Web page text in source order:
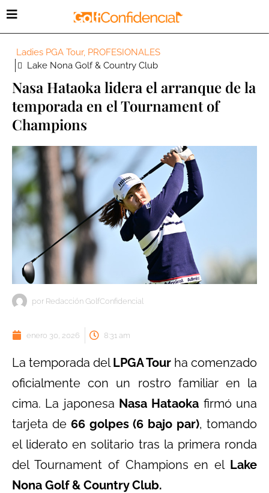
Ladies PGA Tour, PROFESIONALES
Lake Nona Golf & Country Club
Nasa Hataoka lidera el arranque de la
temporada en el Tournament of
Champions
por Redacción GolfConfidencial
enero 30, 2026 8:31 am
La temporada delLPGA Tour ha comenzado
oficialmente con un rostro familiar en la
cima. La japonesa Nasa Hataoka firmó una
tarjeta de 66 golpes (6 bajo par), tomando
el liderato en solitario tras la primera ronda
del Tournament of Champions en el Lake
Nona Golf & Country Club.